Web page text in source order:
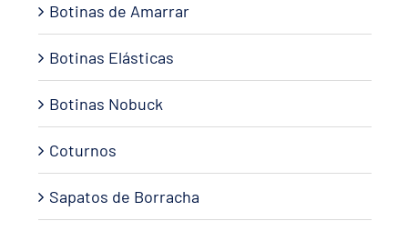
Botinas de Amarrar
Botinas Elásticas
Botinas Nobuck
Coturnos
Sapatos de Borracha